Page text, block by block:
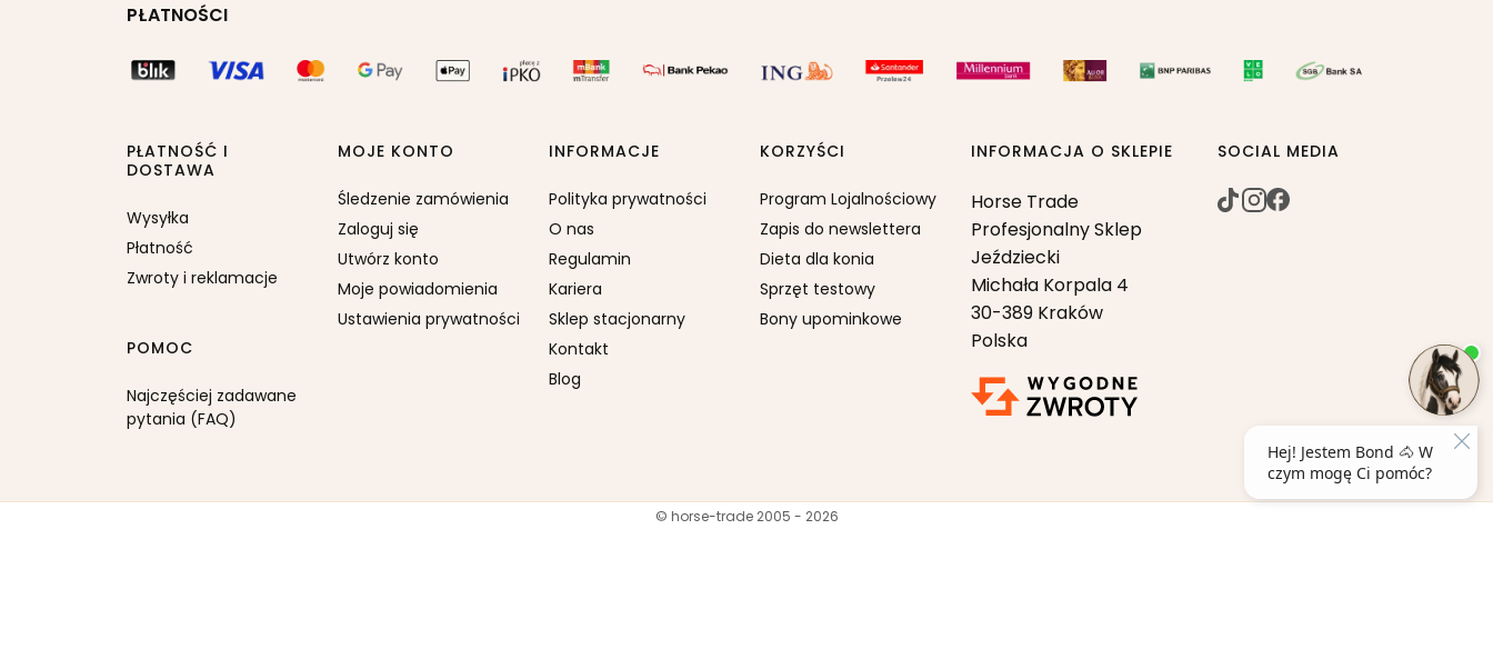
PŁATNOŚCI
PŁATNOŚĆ I
DOSTAWA
Wysyłka
Płatność
Zwroty i reklamacje
POMOC
Najczęściej zadawane
pytania (FAQ)
MOJE KONTO
Śledzenie zamówienia
Zaloguj się
Utwórz konto
Moje powiadomienia
Ustawienia prywatności
INFORMACJE
Polityka prywatności
O nas
Regulamin
Kariera
Sklep stacjonarny
Kontakt
Blog
KORZYŚCI
Program Lojalnościowy
Zapis do newslettera
Dieta dla konia
Sprzęt testowy
Bony upominkowe
INFORMACJA O SKLEPIE
Horse Trade
Profesjonalny Sklep
Jeździecki
Michała Korpala 4
30-389 Kraków
Polska
SOCIAL MEDIA
© horse-trade 2005 - 2026